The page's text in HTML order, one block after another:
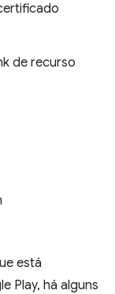
de recurso
está
Play, há alguns